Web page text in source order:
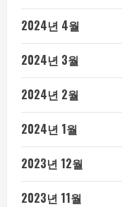
2024년 4월
2024년 3월
2024년 2월
2024년 1월
2023년 12월
2023년 11월